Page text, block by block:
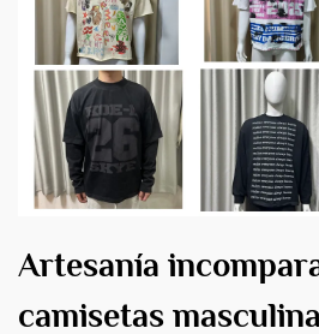
Artesanía
camisetas